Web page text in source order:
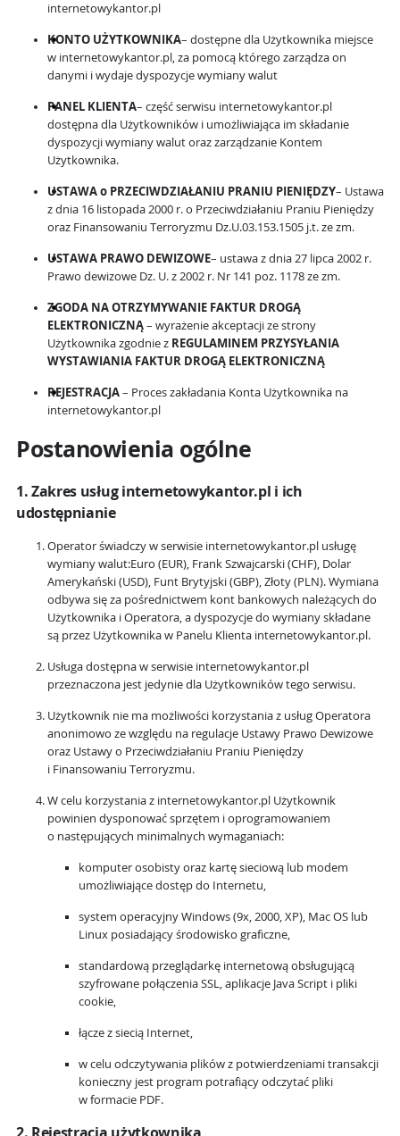
internetowykantor.pl
KONTO UŻYTKOWNIKA– dostępne dla Użytkownika miejsce
w internetowykantor.pl, za pomocą którego zarządza on
danymi i wydaje dyspozycje wymiany walut
PANEL KLIENTA– część serwisu internetowykantor.pl
dostępna dla Użytkowników i umożliwiająca im składanie
dyspozycji wymiany walut oraz zarządzanie Kontem
Użytkownika.
USTAWA o PRZECIWDZIAŁANIU PRANIU PIENIĘDZY– Ustawa
z dnia 16 listopada 2000 r. o Przeciwdziałaniu Praniu Pieniędzy
oraz Finansowaniu Terroryzmu Dz.U.03.153.1505 j.t. ze zm.
USTAWA PRAWO DEWIZOWE– ustawa z dnia 27 lipca 2002 r.
Prawo dewizowe Dz. U. z 2002 r. Nr 141 poz. 1178 ze zm.
ZGODA NA OTRZYMYWANIE FAKTUR DROGĄ
ELEKTRONICZNĄ– wyrażenie akceptacji ze strony
Użytkownika zgodnie z REGULAMINEM PRZYSYŁANIA
WYSTAWIANIA FAKTUR DROGĄ ELEKTRONICZNĄ
REJESTRACJA– Proces zakładania Konta Użytkownika na
internetowykantor.pl
Postanowienia ogólne
1. Zakres usług internetowykantor.pl i ich
udostępnianie
Operator świadczy w serwisie internetowykantor.pl usługę
wymiany walut:Euro (EUR), Frank Szwajcarski (CHF), Dolar
Amerykański (USD), Funt Brytyjski (GBP), Złoty (PLN). Wymiana
odbywa się za pośrednictwem kont bankowych należących do
Użytkownika i Operatora, a dyspozycje do wymiany składane
są przez Użytkownika w Panelu Klienta internetowykantor.pl.
Usługa dostępna w serwisie internetowykantor.pl
przeznaczona jest jedynie dla Użytkowników tego serwisu.
Użytkownik nie ma możliwości korzystania z usług Operatora
anonimowo ze względu na regulacje Ustawy Prawo Dewizowe
oraz Ustawy o Przeciwdziałaniu Praniu Pieniędzy
i Finansowaniu Terroryzmu.
W celu korzystania z internetowykantor.pl Użytkownik
powinien dysponować sprzętem i oprogramowaniem
o następujących minimalnych wymaganiach:
komputer osobisty oraz kartę sieciową lub modem
umożliwiające dostęp do Internetu,
system operacyjny Windows (9x, 2000, XP), Mac OS lub
Linux posiadający środowisko graficzne,
standardową przeglądarkę internetową obsługującą
szyfrowane połączenia SSL, aplikacje Java Script i pliki
cookie,
łącze z siecią Internet,
w celu odczytywania plików z potwierdzeniami transakcji
konieczny jest program potrafiący odczytać pliki
w formacie PDF.